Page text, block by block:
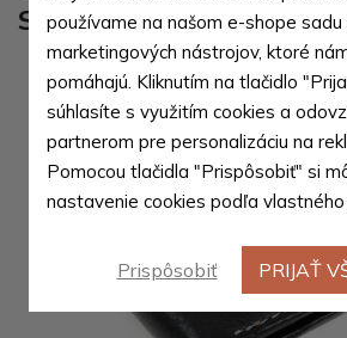
Solveig
používame na našom e-shope sadu
marketingových nástrojov, ktoré
pomáhajú. Kliknutím na tlačidlo
súhlasíte s využitím cookies a
partnerom pre personalizáciu na
Pomocou tlačidla "Prispôsobiť" si
nastavenie cookies podľa vlastného
Prispôsobiť PRIJAŤ